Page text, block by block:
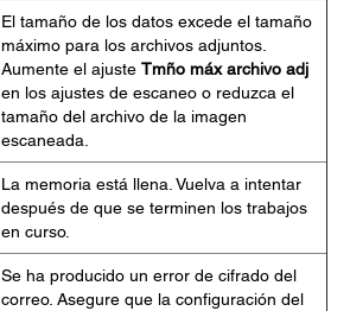
El tamaño de los datos excede el tamaño
máximo para los archivos adjuntos.
Aumente el ajuste Tmño máx archivo adj
en los ajustes de escaneo o reduzca el
tamaño del archivo de la imagen
escaneada.
La memoria está llena. Vuelva a intentar
después de que se terminen los trabajos
en curso.
Se ha producido un error de cifrado del
correo. Asegure que la configuración del